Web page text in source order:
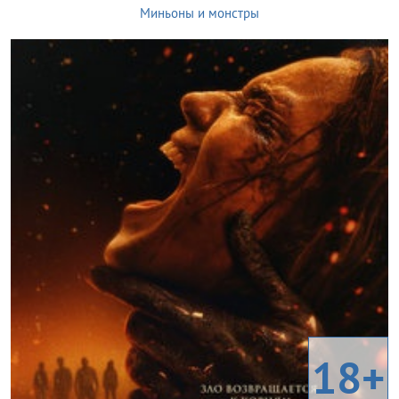
Миньоны и монстры
18+